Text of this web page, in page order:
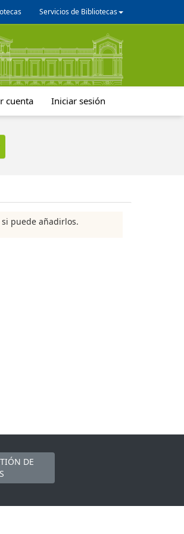
Servicios de Bibliotecas
cuenta Iniciar sesión
puede añadirlos.
DE